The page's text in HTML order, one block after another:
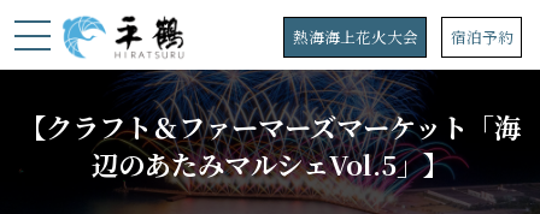
ン
ビ
熱海海上花火大会 宿泊予約
【クラフト＆ファーマーズマーケット「海
辺のあたみマルシェVol.5」】